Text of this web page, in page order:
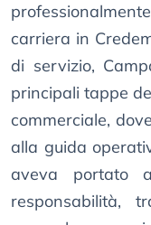
carriera in
di servizio,
principali tappe
commerciale,
alla guida
aveva portato
responsabilità,